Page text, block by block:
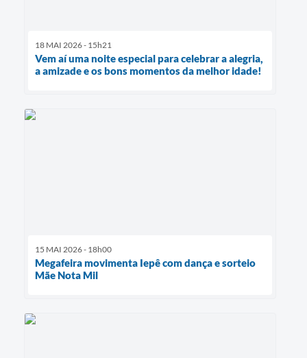
18 MAI 2026 - 15h21
Vem aí uma noite especial para celebrar a alegria,
a amizade e os bons momentos da melhor idade!
15 MAI 2026 - 18h00
Megafeira movimenta Iepê com dança e sorteio
Mãe Nota Mil